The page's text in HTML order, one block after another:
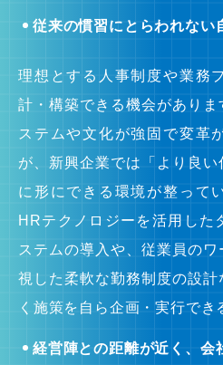
従来の慣習にとらわれない
理想とする人事制度や業務
計・構築できる機会があり
ステムや文化が強固で変革
が、新興企業では「より良
に形にできる環境が整って
HRテクノロジーを活用した
ステムの導入や、従業員の
視した柔軟な勤務制度の設
く施策を自ら企画・実行でき
経営陣との距離が近く、会